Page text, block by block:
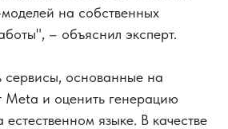
на собственных
– объяснил эксперт.
сервисы, основанные на
и оценить генерацию
языке. В качестве